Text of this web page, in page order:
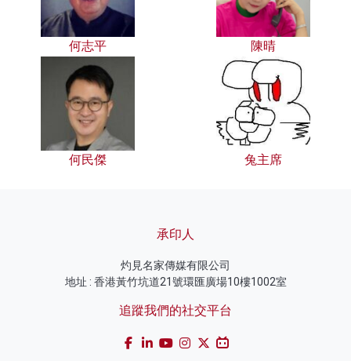
何志平 陳晴
何民傑 兔主席
承印人
灼見名家傳媒有限公司
地址 : 香港黃竹坑道21號環匯廣場10樓1002室
追蹤我們的社交平台